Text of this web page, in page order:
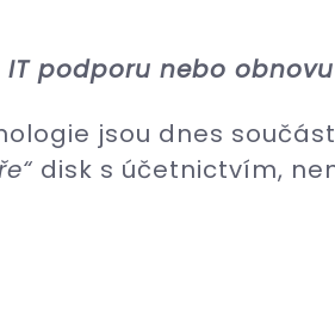
IT podporu nebo
jsou dnes
disk s účetnictvím,